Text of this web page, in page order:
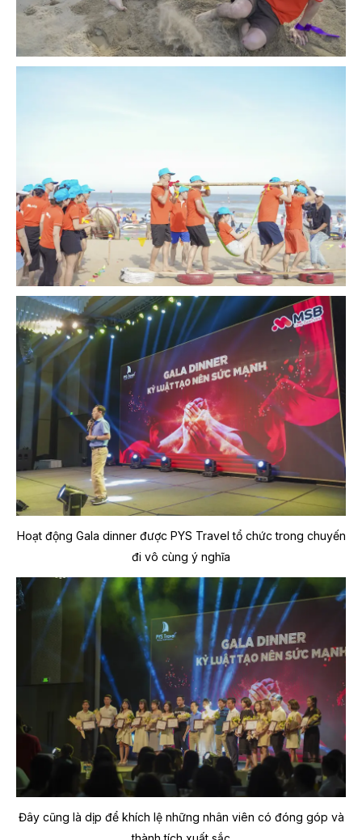
Hoạt động Gala dinner được PYS Travel tổ chức trong chuyến
đi vô cùng ý nghĩa
Đây cũng là dịp để khích lệ những nhân viên có đóng góp và